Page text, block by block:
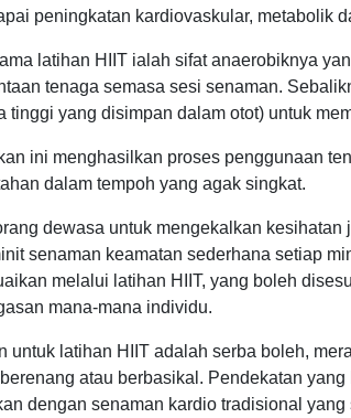
peningkatan kardiovaskular, metabolik
latihan HIIT ialah sifat anaerobiknya
tenaga semasa sesi senaman.
tinggi yang disimpan dalam otot) untuk
ini menghasilkan proses penggunaan
dalam tempoh yang agak singkat.
dewasa untuk mengekalkan
senaman keamatan sederhana setiap
melalui latihan HIIT, yang boleh
mana-mana individu.
untuk latihan HIIT adalah serba boleh,
atau berbasikal. Pendekatan
dengan senaman kardio tradisional